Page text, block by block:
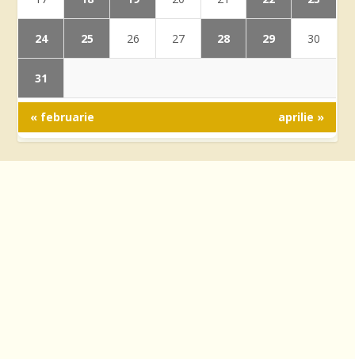
24 25 26 27 28 29 30
31
« februarie aprilie »